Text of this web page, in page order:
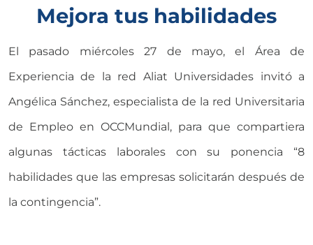
Mejora tus habilidades
El pasado miércoles 27 de mayo, el Área de
Experiencia de la red Aliat Universidades invitó a
Angélica Sánchez, especialista de la red Universitaria
de Empleo en OCCMundial, para que compartiera
algunas tácticas laborales con su ponencia “8
habilidades que las empresas solicitarán después de
la contingencia”.